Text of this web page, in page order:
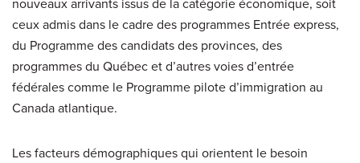
ceux admis dans le cadre des programmes Entrée express,
du Programme des candidats des provinces, des
programmes du Québec et d’autres voies d’entrée
fédérales comme le Programme pilote d’immigration au
Canada atlantique.
Les facteurs démographiques qui orientent le besoin